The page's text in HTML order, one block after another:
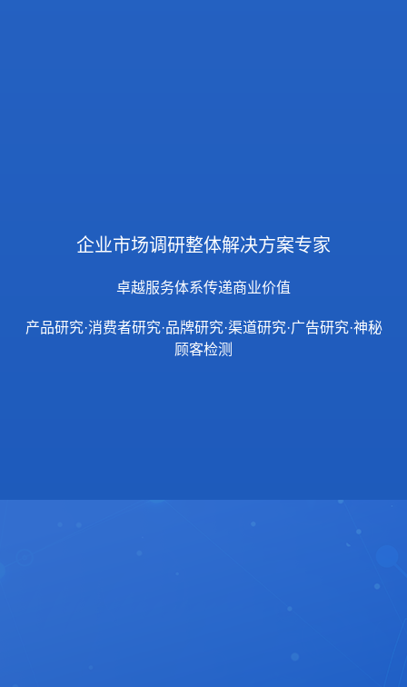
企业市场调研整体解决方案专家
卓越服务体系传递商业价值
产品研究·消费者研究·品牌研究·渠道研究·广告研究·神秘
顾客检测